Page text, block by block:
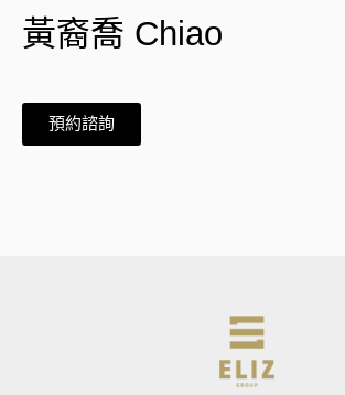
黃裔喬 Chiao
預約諮詢